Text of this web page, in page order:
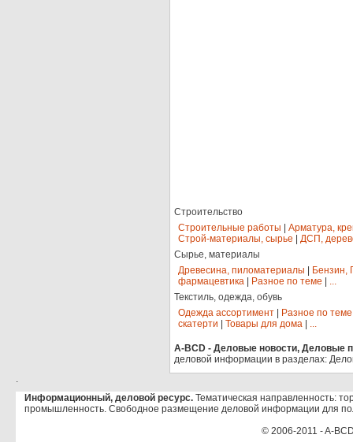
Строительство
Строительные работы
Арматура,
Строй-материалы, сырье
ДСП,
Сырье, материалы
Древесина, пиломатериалы
Бензин,
фармацевтика
Разное по теме
...
Текстиль, одежда, обувь
Одежда ассортимент
Разное по теме
скатерти
Товары для дома ...
A-BCD - Деловые новости, Деловые
деловой информации в разделах:
.
Информационный, деловой ресурс. Тематическая направленность:
промышленность. Свободное размещение деловой информации для
© 2006-2011 - A-